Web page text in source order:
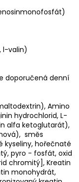
l-valin)
doporučená denní
Amino
hydrochlorid, L-
alfa ketoglutarát),
směs
hořečnaté
pyro - fosfát, oxid
chromitý], Kreatin
monohydrát,